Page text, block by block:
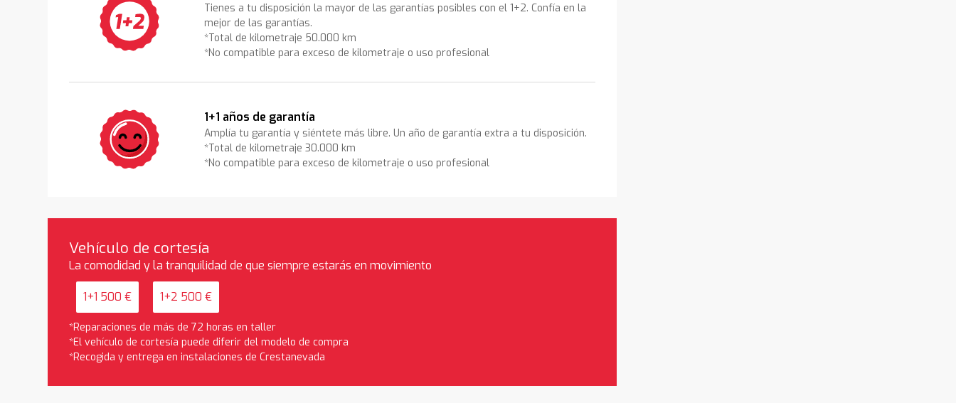
Tienes a tu disposición la mayor de las garantías posibles con el 1+2. Confía en la
mejor de las garantías.
*Total de kilometraje 50.000 km
*No compatible para exceso de kilometraje o uso profesional
1+1 años de garantía
Amplía tu garantía y siéntete más libre. Un año de garantía extra a tu disposición.
*Total de kilometraje 30.000 km
*No compatible para exceso de kilometraje o uso profesional
Vehículo de cortesía
La comodidad y la tranquilidad de que siempre estarás en movimiento
1+1 500 € 1+2 500 €
*Reparaciones de más de 72 horas en taller
*El vehículo de cortesía puede diferir del modelo de compra
*Recogida y entrega en instalaciones de Crestanevada